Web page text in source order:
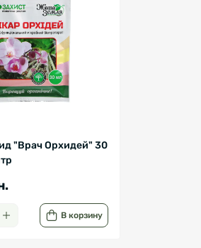
"Врач Орхидей" 30
В корзину